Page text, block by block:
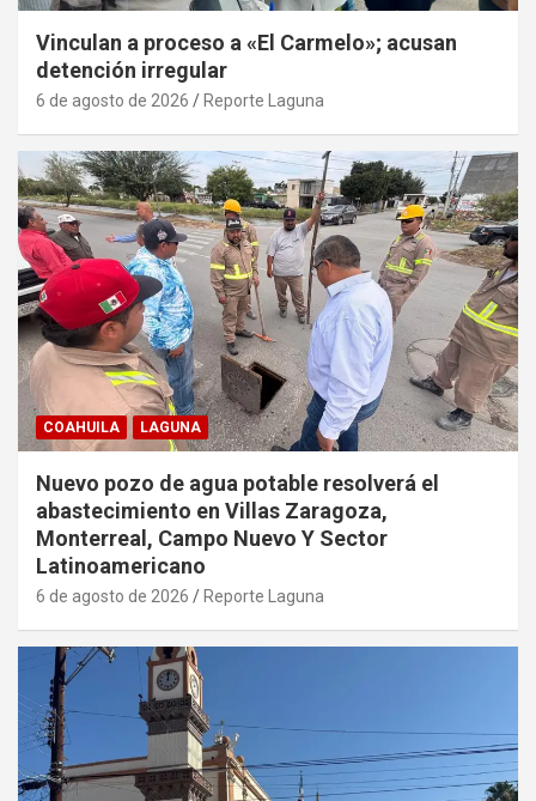
Vinculan a proceso a «El Carmelo»; acusan
detención irregular
6 de agosto de 2026 Reporte Laguna
COAHUILA LAGUNA
Nuevo pozo de agua potable resolverá el
abastecimiento en Villas Zaragoza,
Monterreal, Campo Nuevo Y Sector
Latinoamericano
6 de agosto de 2026 Reporte Laguna